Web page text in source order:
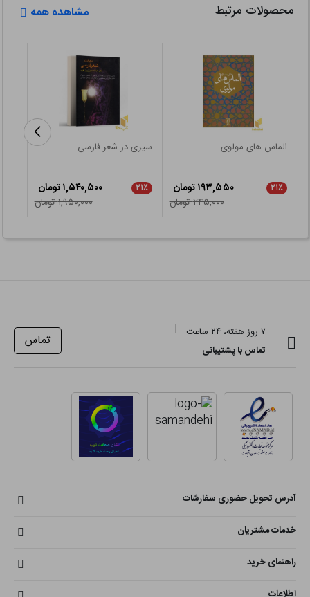
محصولات مرتبط مشاهده همه
الماس های مولوی
۲۱٪
۱۹۳,۵۵۰ تومان
۲۴۵,۰۰۰ تومان
سیری در شعر فارسی
۲۱٪
۱,۵۴۰,۵۰۰ تومان
۱,۹۵۰,۰۰۰ تومان
چشم
۷ روز هفته، ۲۴ ساعت
تماس با پشتیبانی
تماس
آدرس تحویل حضوری سفارشات
خدمات مشتریان
راهنمای خرید
اطلاعات